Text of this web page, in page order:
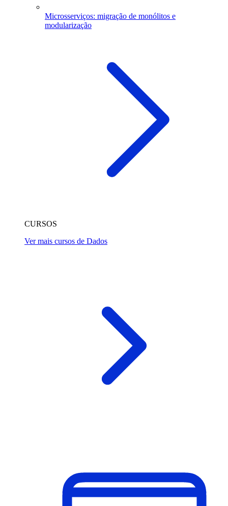
Microsserviços: migração de monólitos e
modularização
CURSOS
Ver mais cursos de Dados